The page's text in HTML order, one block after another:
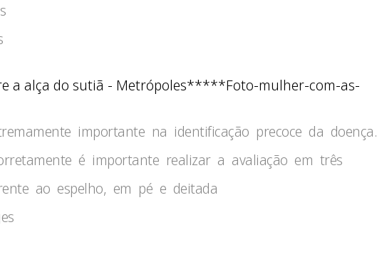
*****Foto-mulher-com-as-
importante na identificação precoce da doença.
é importante realizar a avaliação em três
ao espelho, em pé e deitada